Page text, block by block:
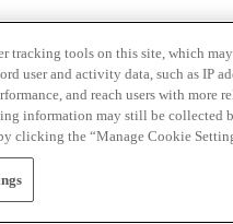
tracking tools on this site, which
user and activity data, such as IP
and reach users with
information may still be collected
clicking the “Manage Cookie